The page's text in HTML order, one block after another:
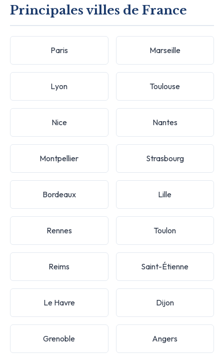
Principales villes de France
Paris Marseille
Lyon Toulouse
Nice Nantes
Montpellier Strasbourg
Bordeaux Lille
Rennes Toulon
Reims Saint-Étienne
Le Havre Dijon
Grenoble Angers